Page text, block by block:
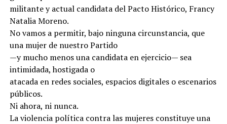
militante y actual candidata del Pacto Histórico, Francy
Natalia Moreno.
No vamos a permitir, bajo ninguna circunstancia, que
una mujer de nuestro Partido
—y mucho menos una candidata en ejercicio— sea
intimidada, hostigada o
atacada en redes sociales, espacios digitales o escenarios
públicos.
Ni ahora, ni nunca.
La violencia política contra las mujeres constituye una